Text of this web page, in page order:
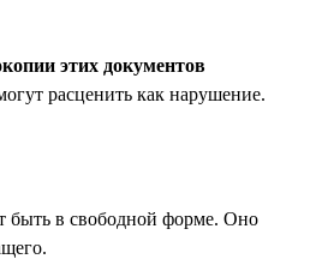
этих документов
расценить как нарушение.
быть в свободной форме. Оно